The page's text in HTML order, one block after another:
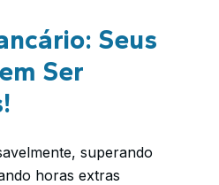
Seus
Ser
superando
horas extras